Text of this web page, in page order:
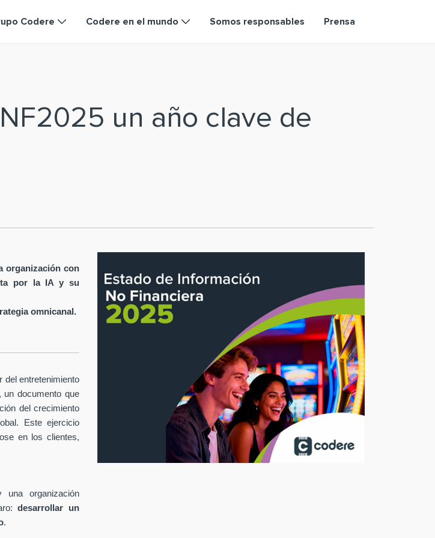
Codere Codere en el mundo Somos responsables Prensa
un año clave de
organización con
por la IA y su
omnicanal.
del entretenimiento
un documento que
del crecimiento
Este ejercicio
en los clientes,
organización
desarrollar un
.